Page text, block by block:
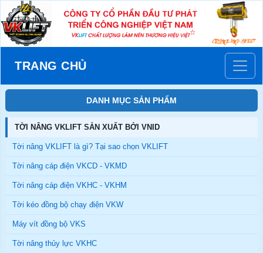
TRANG CHỦ
DANH MỤC SẢN PHẨM
TỜI NÂNG VKLIFT SẢN XUẤT BỞI VNID
Tời nâng VKLIFT là gì? Tại sao chọn VKLIFT
Tời nâng cáp điện VKCD - VKMD
Tời nâng cáp điện VKHC - VKHM
Tời kéo đồng bộ chạy điện VKW
Máy vít đồng bộ VKS
Tời nâng thủy lực VKHC